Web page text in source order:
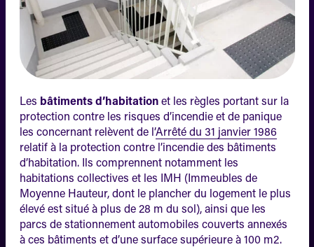
Les bâtiments d’habitationet les règles portant sur la
protection contre les risques d’incendie et de panique
les concernant relèvent de l’Arrêté du 31 janvier 1986
relatif à la protection contre l’incendie des bâtiments
d’habitation. Ils comprennent notamment les
habitations collectives et les IMH (Immeubles de
Moyenne Hauteur, dont le plancher du logement le plus
élevé est situé à plus de 28 m du sol), ainsi que les
parcs de stationnement automobiles couverts annexés
à ces bâtiments et d’une surface supérieure à 100 m2.